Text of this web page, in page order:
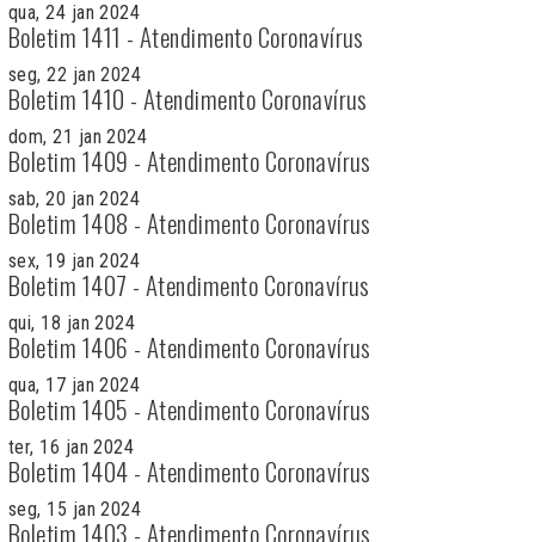
qua, 24 jan 2024
Boletim 1411 - Atendimento Coronavírus
seg, 22 jan 2024
Boletim 1410 - Atendimento Coronavírus
dom, 21 jan 2024
Boletim 1409 - Atendimento Coronavírus
sab, 20 jan 2024
Boletim 1408 - Atendimento Coronavírus
sex, 19 jan 2024
Boletim 1407 - Atendimento Coronavírus
qui, 18 jan 2024
Boletim 1406 - Atendimento Coronavírus
qua, 17 jan 2024
Boletim 1405 - Atendimento Coronavírus
ter, 16 jan 2024
Boletim 1404 - Atendimento Coronavírus
seg, 15 jan 2024
Boletim 1403 - Atendimento Coronavírus